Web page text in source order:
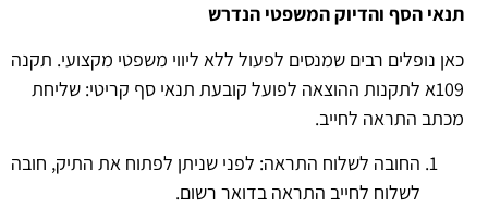
תנאי הסף והדיוק המשפטי הנדרש
כאן נופלים רבים שמנסים לפעול ללא ליווי משפטי מקצועי. תקנה
109א לתקנות ההוצאה לפועל קובעת תנאי סף קריטי: שליחת
מכתב התראה לחייב.
החובה לשלוח התראה: לפני שניתן לפתוח את התיק, חובה
לשלוח לחייב התראה בדואר רשום.